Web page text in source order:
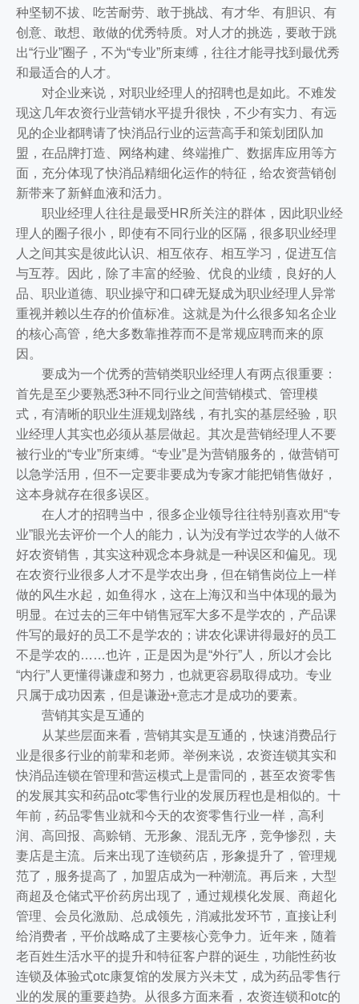
种坚韧不拔、吃苦耐劳、敢于挑战、有才华、有胆识、有
创意、敢想、敢做的优秀特质。对人才的挑选，要敢于跳
出“行业”圈子，不为“专业”所束缚，往往才能寻找到最优秀
和最适合的人才。
对企业来说，对职业经理人的招聘也是如此。不难发
现这几年农资行业营销水平提升很快，不少有实力、有远
见的企业都聘请了快消品行业的运营高手和策划团队加
盟，在品牌打造、网络构建、终端推广、数据库应用等方
面，充分体现了快消品精细化运作的特征，给农资营销创
新带来了新鲜血液和活力。
职业经理人往往是最受HR所关注的群体，因此职业经
理人的圈子很小，即使有不同行业的区隔，很多职业经理
人之间其实是彼此认识、相互依存、相互学习，促进互信
与互荐。因此，除了丰富的经验、优良的业绩，良好的人
品、职业道德、职业操守和口碑无疑成为职业经理人异常
重视并赖以生存的价值标准。这就是为什么很多知名企业
的核心高管，绝大多数靠推荐而不是常规应聘而来的原
因。
要成为一个优秀的营销类职业经理人有两点很重要：
首先是至少要熟悉3种不同行业之间营销模式、管理模
式，有清晰的职业生涯规划路线，有扎实的基层经验，职
业经理人其实也必须从基层做起。其次是营销经理人不要
被行业的“专业”所束缚。“专业”是为营销服务的，做营销可
以急学活用，但不一定要非要成为专家才能把销售做好，
这本身就存在很多误区。
在人才的招聘当中，很多企业领导往往特别喜欢用“专
业”眼光去评价一个人的能力，认为没有学过农学的人做不
好农资销售，其实这种观念本身就是一种误区和偏见。现
在农资行业很多人才不是学农出身，但在销售岗位上一样
做的风生水起，如鱼得水，这在上海汉和当中体现的最为
明显。在过去的三年中销售冠军大多不是学农的，产品课
件写的最好的员工不是学农的；讲农化课讲得最好的员工
不是学农的……也许，正是因为是“外行”人，所以才会比
“内行”人更懂得谦虚和努力，也就更容易取得成功。专业
只属于成功因素，但是谦逊+意志才是成功的要素。
营销其实是互通的
从某些层面来看，营销其实是互通的，快速消费品行
业是很多行业的前辈和老师。举例来说，农资连锁其实和
快消品连锁在管理和营运模式上是雷同的，甚至农资零售
的发展其实和药品otc零售行业的发展历程也是相似的。十
年前，药品零售业就和今天的农资零售行业一样，高利
润、高回报、高赊销、无形象、混乱无序，竞争惨烈，夫
妻店是主流。后来出现了连锁药店，形象提升了，管理规
范了，服务提高了，加盟店成为一种潮流。再后来，大型
商超及仓储式平价药房出现了，通过规模化发展、商超化
管理、会员化激励、总成领先，消减批发环节，直接让利
给消费者，平价战略成了主要核心竞争力。近年来，随着
老百姓生活水平的提升和特征客户群的诞生，功能性药妆
连锁及体验式otc康复馆的发展方兴未艾，成为药品零售行
业的发展的重要趋势。从很多方面来看，农资连锁和otc的